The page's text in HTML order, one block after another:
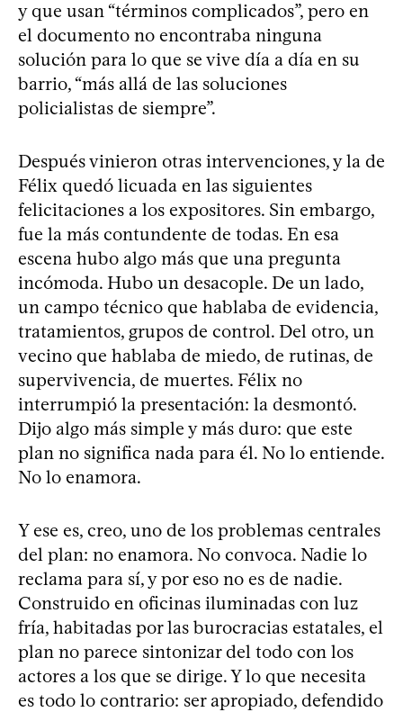
y que usan “términos complicados”, pero en
el documento no encontraba ninguna
solución para lo que se vive día a día en su
barrio, “más allá de las soluciones
policialistas de siempre”.
Después vinieron otras intervenciones, y la de
Félix quedó licuada en las siguientes
felicitaciones a los expositores. Sin embargo,
fue la más contundente de todas. En esa
escena hubo algo más que una pregunta
incómoda. Hubo un desacople. De un lado,
un campo técnico que hablaba de evidencia,
tratamientos, grupos de control. Del otro, un
vecino que hablaba de miedo, de rutinas, de
supervivencia, de muertes. Félix no
interrumpió la presentación: la desmontó.
Dijo algo más simple y más duro: que este
plan no significa nada para él. No lo entiende.
No lo enamora.
Y ese es, creo, uno de los problemas centrales
del plan: no enamora. No convoca. Nadie lo
reclama para sí, y por eso no es de nadie.
Construido en oficinas iluminadas con luz
fría, habitadas por las burocracias estatales, el
plan no parece sintonizar del todo con los
actores a los que se dirige. Y lo que necesita
es todo lo contrario: ser apropiado, defendido